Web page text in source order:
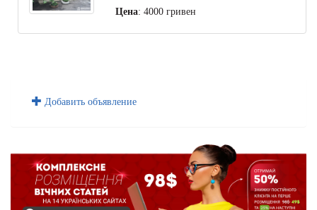
Цена: 4000 гривен
Добавить объявление